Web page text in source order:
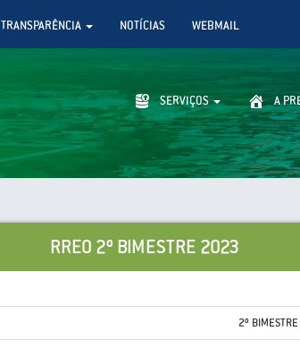
TRANSPARÊNCIA NOTÍCIAS WEBMAIL
SERVIÇOS A
RREO 2º BIMESTRE 2023
2º BIMESTRE